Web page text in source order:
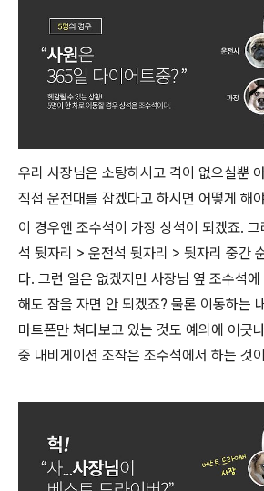
우리 사장님은 소탕하시고 격이 없으실뿐
직접 운전대를 잡겠다고 하시면 어떻게 해
이 경우엔 조수석이 가장 상석이 되겠죠.
석 뒷자리 > 운전석 뒷자리 > 뒷자리 중간
다. 그런 일은 없겠지만 사장님 옆 조수석
해도 잠을 자면 안 되겠죠? 물론 이동하는
마트폰만 쳐다보고 있는 것도 예의에 어긋
중 내비게이션 조작은 조수석에서 하는 것